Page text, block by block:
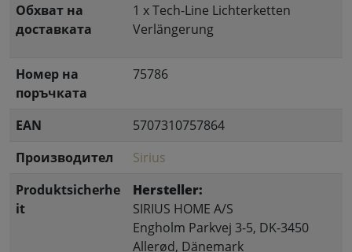
Обхват на
доставката
1 x Tech-Line Lichterketten
Verlängerung
Номер на
поръчката
75786
EAN
5707310757864
Производител
Sirius
Produktsicherhe
it
Hersteller:
SIRIUS HOME A/S
Engholm Parkvej 3-5, DK-3450
Allerød, Dänemark